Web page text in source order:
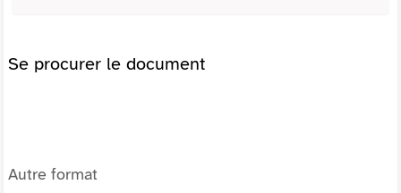
Se procurer le document
Autre format